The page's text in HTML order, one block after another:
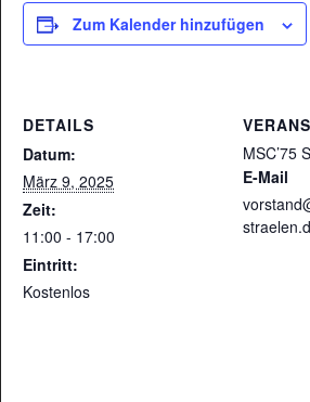
Zum Kalender hinzufügen
DETAILS
Datum:
März 9, 2025
Zeit:
11:00 - 17:00
Eintritt:
Kostenlos
MSC’75
E-Mail